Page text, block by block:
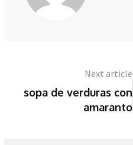
Next article
sopa de verduras con
amaranto